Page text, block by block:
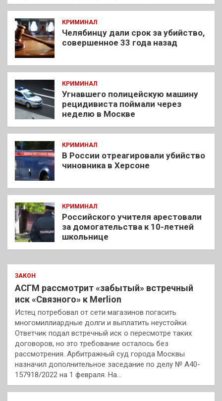
КРИМИНАЛ
Челябинцу дали срок за убийство,
совершенное 33 года назад
КРИМИНАЛ
Угнавшего полицейскую машину
рецидивиста поймали через
неделю в Москве
КРИМИНАЛ
В России отреагировали убийство
чиновника в Херсоне
КРИМИНАЛ
Российского учителя арестовали
за домогательства к 10-летней
школьнице
ЗАКОН
АСГМ рассмотрит «забытый» встречный
иск «Связного» к Merlion
Истец потребовал от сети магазинов погасить
многомиллиардные долги и выплатить неустойки.
Ответчик подал встречный иск о пересмотре таких
договоров, но это требование осталось без
рассмотрения. Арбитражный суд города Москвы
назначил дополнительное заседание по делу № А40-
157918/2022 на 1 февраля. На…